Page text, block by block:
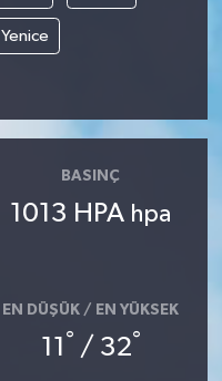
Yenice
BASINÇ
1013 HPA hpa
EN DÜŞÜK / EN YÜKSEK
° / 32°